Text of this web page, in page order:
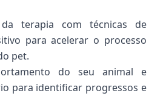
terapia com técnicas de
para acelerar o processo
pet.
do seu animal e
para identificar progressos e